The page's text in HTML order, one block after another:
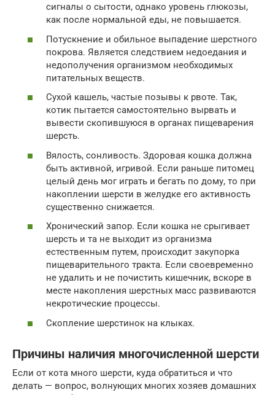
сигналы о сытости, однако уровень глюкозы,
как после нормальной еды, не повышается.
Потускнение и обильное выпадение шерстного
покрова. Является следствием недоедания и
недополучения организмом необходимых
питательных веществ.
Сухой кашель, частые позывы к рвоте. Так,
котик пытается самостоятельно вырвать и
вывести скопившуюся в органах пищеварения
шерсть.
Вялость, сонливость. Здоровая кошка должна
быть активной, игривой. Если раньше питомец
целый день мог играть и бегать по дому, то при
накоплении шерсти в желудке его активность
существенно снижается.
Хронический запор. Если кошка не срыгивает
шерсть и та не выходит из организма
естественным путем, происходит закупорка
пищеварительного тракта. Если своевременно
не удалить и не почистить кишечник, вскоре в
месте накопления шерстных масс развиваются
некротические процессы.
Скопление шерстинок на клыках.
Причины наличия многочисленной шерсти
Если от кота много шерсти, куда обратиться и что
делать — вопрос, волнующих многих хозяев домашних